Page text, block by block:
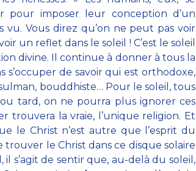
pour imposer leur conception d’un
vu. Vous direz qu’on ne peut pas voir
un reflet dans le soleil ! C’est le soleil
divine. Il continue à donner à tous la
s’occuper de savoir qui est orthodoxe,
bouddhiste… Pour le soleil, tous
tard, on ne pourra plus ignorer ces
trouvera la vraie, l’unique religion. Et
le Christ n’est autre que l’esprit du
trouver le Christ dans ce disque solaire
il s’agit de sentir que, au-delà du soleil,